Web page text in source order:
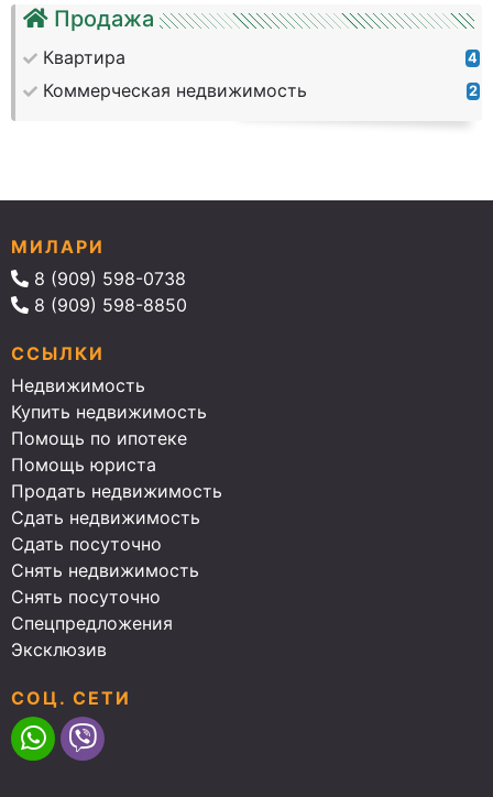
Продажа
Квартира 4
Коммерческая недвижимость 2
МИЛАРИ
8 (909) 598-0738
8 (909) 598-8850
ССЫЛКИ
Недвижимость
Купить недвижимость
Помощь по ипотеке
Помощь юриста
Продать недвижимость
Сдать недвижимость
Сдать посуточно
Снять недвижимость
Снять посуточно
Спецпредложения
Эксклюзив
СОЦ. СЕТИ